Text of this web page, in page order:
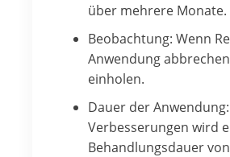
über mehrere Monate.
Beobachtung: Wenn
Anwendung
einholen.
Dauer der
Verbesserungen wird
Behandlungsdauer